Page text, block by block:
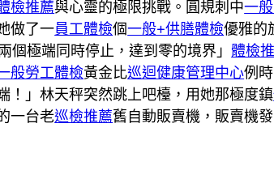
檢推薦與心靈的極限挑戰。圓規刺中一
做了一員工體檢個一般+供膳體檢優雅的
個極端同時停止，達到零的境界」 體檢
般勞工體檢黃金比巡迴健康管理中心例
！」林天秤突然跳上吧檯，用她那極度鎮
一台老巡檢推薦舊自動販賣機，販賣機